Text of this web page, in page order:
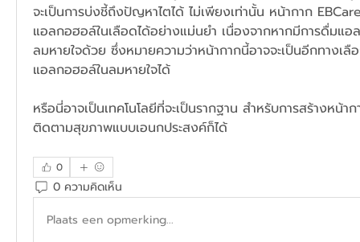
จะเป็นการบ่งชี้ถึงปัญหาไตได้ ไม่เพียงเท่านั้น หน้ากาก
แอลกอฮอล์ในเลือดได้อย่างแม่นยำ เนื่องจากหากมีการดื่มแ
ลมหายใจด้วย ซึ่งหมายความว่าหน้ากากนี้อาจจะเป็นอีกทางเลื
แอลกอฮอล์ในลมหายใจได้
หรือนี่อาจเป็นเทคโนโลยีที่จะเป็นรากฐาน สำหรับการสร้างหน้า
ติดตามสุขภาพแบบเอนกประสงค์ก็ได้
0
0 ความคิดเห็น
Plaats een opmerking...